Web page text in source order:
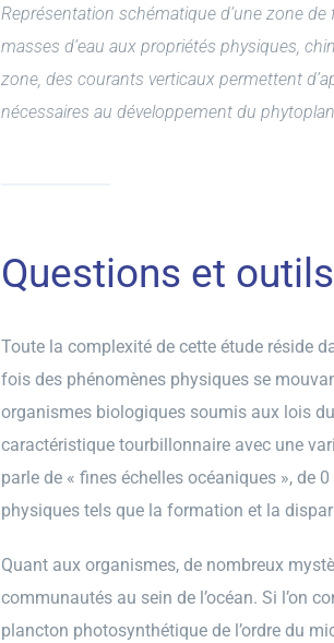
Représentation schématique d’une zone
masses d’eau aux propriétés physiques,
zone, des courants verticaux permettent
nécessaires au développement du
Questions et
Toute la complexité de cette étude réside
fois des phénomènes physiques se
organismes biologiques soumis aux lois
caractéristique tourbillonnaire avec une
parle de « fines échelles océaniques », de
physiques tels que la formation et la
Quant aux organismes, de nombreux
communautés au sein de l’océan. Si l’on
plancton photosynthétique de l’ordre du